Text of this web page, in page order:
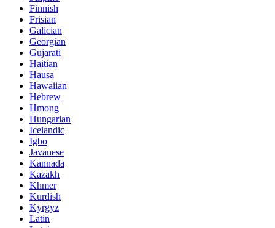
Finnish
Frisian
Galician
Georgian
Gujarati
Haitian
Hausa
Hawaiian
Hebrew
Hmong
Hungarian
Icelandic
Igbo
Javanese
Kannada
Kazakh
Khmer
Kurdish
Kyrgyz
Latin